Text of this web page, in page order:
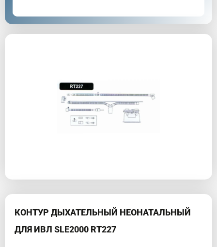
КОНТУР ДЫХАТЕЛЬНЫЙ НЕОНАТАЛЬНЫЙ
ДЛЯ ИВЛ SLE2000 RT227